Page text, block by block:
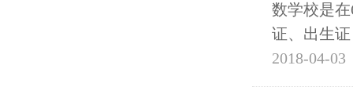
数学校是
证、出生证
2018-04-03